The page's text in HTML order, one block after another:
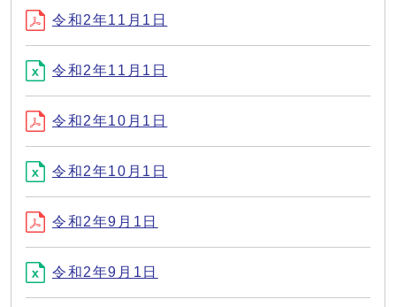
令和2年11月1日
令和2年11月1日
令和2年10月1日
令和2年10月1日
令和2年9月1日
令和2年9月1日